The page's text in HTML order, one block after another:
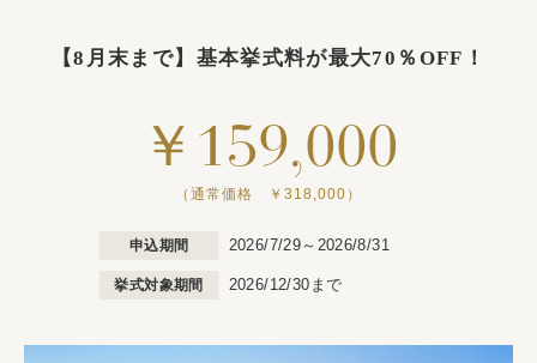
【8月末まで】基本挙式料が最大70％OFF！
￥159,000
（通常価格 ￥318,000）
申込期間 2026/7/29～2026/8/31
挙式対象期間 2026/12/30まで